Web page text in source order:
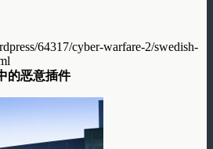
64317/cyber-warfare-2/swedish-
的恶意插件